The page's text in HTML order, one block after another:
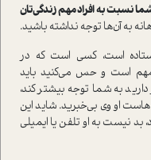
نسبت به افراد مهم زندگی‌تان
به آن‌ها توجه نداشته باشید.
است، کسی است که در
مهم است و حس می‌کنید باید
دارید به شما توجه بیشتر کند،
او وی بی‌خبرید. شاید این
بد نیست به او تلفن یا ایمیلی